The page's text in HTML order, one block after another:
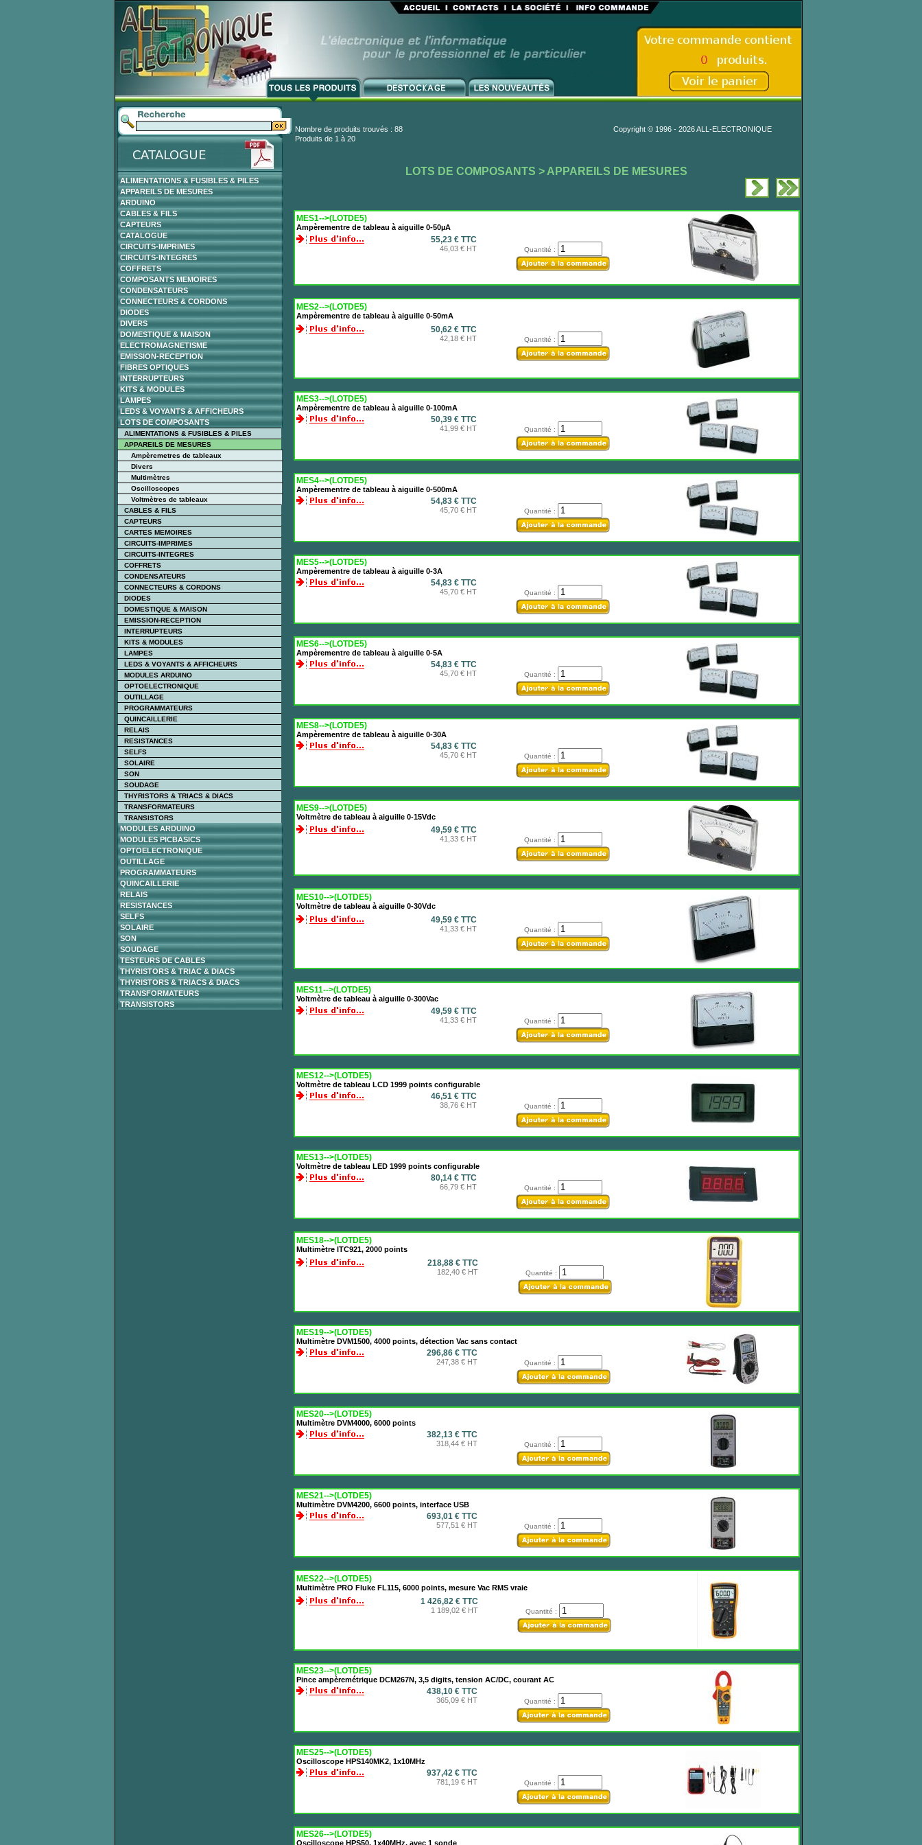
ALIMENTATIONS & FUSIBLES & PILES
APPAREILS DE MESURES
ARDUINO
CABLES & FILS
CAPTEURS
CATALOGUE
CIRCUITS-IMPRIMES
CIRCUITS-INTEGRES
COFFRETS
COMPOSANTS MEMOIRES
CONDENSATEURS
CONNECTEURS & CORDONS
DIODES
DIVERS
DOMESTIQUE & MAISON
ELECTROMAGNETISME
EMISSION-RECEPTION
FIBRES OPTIQUES
INTERRUPTEURS
KITS & MODULES
LAMPES
LEDS & VOYANTS & AFFICHEURS
LOTS DE COMPOSANTS
ALIMENTATIONS & FUSIBLES & PILES
APPAREILS DE MESURES
Ampèremetres de tableaux
Divers
Multimètres
Oscilloscopes
Voltmètres de tableaux
CABLES & FILS
CAPTEURS
CARTES MEMOIRES
CIRCUITS-IMPRIMES
CIRCUITS-INTEGRES
COFFRETS
CONDENSATEURS
CONNECTEURS & CORDONS
DIODES
DOMESTIQUE & MAISON
EMISSION-RECEPTION
INTERRUPTEURS
KITS & MODULES
LAMPES
LEDS & VOYANTS & AFFICHEURS
MODULES ARDUINO
OPTOELECTRONIQUE
OUTILLAGE
PROGRAMMATEURS
QUINCAILLERIE
RELAIS
RESISTANCES
SELFS
SOLAIRE
SON
SOUDAGE
THYRISTORS & TRIACS & DIACS
TRANSFORMATEURS
TRANSISTORS
MODULES ARDUINO
MODULES PICBASICS
OPTOELECTRONIQUE
OUTILLAGE
PROGRAMMATEURS
QUINCAILLERIE
RELAIS
RESISTANCES
SELFS
SOLAIRE
SON
SOUDAGE
TESTEURS DE CABLES
THYRISTORS & TRIAC & DIACS
THYRISTORS & TRIACS & DIACS
TRANSFORMATEURS
TRANSISTORS
Nombre de produits trouvés : 88
Copyright © 1996 - 2026 ALL-ELECTRONIQUE
Produits de 1 à 20
LOTS DE COMPOSANTS > APPAREILS DE MESURES
MES1-->(LOTDE5)
Ampèrementre de tableau à aiguille 0-50µA
55,23 € TTC
46,03 € HT Quantité :
MES2-->(LOTDE5)
Ampèrementre de tableau à aiguille 0-50mA
50,62 € TTC
42,18 € HT Quantité :
MES3-->(LOTDE5)
Ampèrementre de tableau à aiguille 0-100mA
50,39 € TTC
41,99 € HT Quantité :
MES4-->(LOTDE5)
Ampèrementre de tableau à aiguille 0-500mA
54,83 € TTC
45,70 € HT Quantité :
MES5-->(LOTDE5)
Ampèrementre de tableau à aiguille 0-3A
54,83 € TTC
45,70 € HT Quantité :
MES6-->(LOTDE5)
Ampèrementre de tableau à aiguille 0-5A
54,83 € TTC
45,70 € HT Quantité :
MES8-->(LOTDE5)
Ampèrementre de tableau à aiguille 0-30A
54,83 € TTC
45,70 € HT Quantité :
MES9-->(LOTDE5)
Voltmètre de tableau à aiguille 0-15Vdc
49,59 € TTC
41,33 € HT Quantité :
MES10-->(LOTDE5)
Voltmètre de tableau à aiguille 0-30Vdc
49,59 € TTC
41,33 € HT Quantité :
MES11-->(LOTDE5)
Voltmètre de tableau à aiguille 0-300Vac
49,59 € TTC
41,33 € HT Quantité :
MES12-->(LOTDE5)
Voltmètre de tableau LCD 1999 points configurable
46,51 € TTC
38,76 € HT Quantité :
MES13-->(LOTDE5)
Voltmètre de tableau LED 1999 points configurable
80,14 € TTC
66,79 € HT Quantité :
MES18-->(LOTDE5)
Multimètre ITC921, 2000 points
218,88 € TTC
182,40 € HT Quantité :
MES19-->(LOTDE5)
Multimètre DVM1500, 4000 points, détection Vac sans contact
296,86 € TTC
247,38 € HT Quantité :
MES20-->(LOTDE5)
Multimètre DVM4000, 6000 points
382,13 € TTC
318,44 € HT Quantité :
MES21-->(LOTDE5)
Multimètre DVM4200, 6600 points, interface USB
693,01 € TTC
577,51 € HT Quantité :
MES22-->(LOTDE5)
Multimètre PRO Fluke FL115, 6000 points, mesure Vac RMS vraie
1 426,82 € TTC
1 189,02 € HT Quantité :
MES23-->(LOTDE5)
Pince ampèremétrique DCM267N, 3,5 digits, tension AC/DC, courant AC
438,10 € TTC
365,09 € HT Quantité :
MES25-->(LOTDE5)
Oscilloscope HPS140MK2, 1x10MHz
937,42 € TTC
781,19 € HT Quantité :
MES26-->(LOTDE5)
Oscilloscope HPS50, 1x40MHz, avec 1 sonde